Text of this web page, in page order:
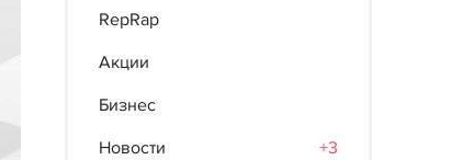
RepRap
Акции
Бизнес
Новости
+3